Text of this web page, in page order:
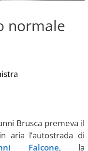
normale
Brusca premeva il
aria l’autostrada di
Falcone, la